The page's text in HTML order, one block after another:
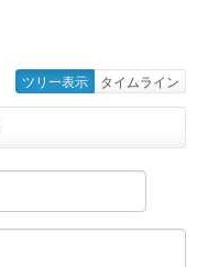
ツリー表示 タイムライン